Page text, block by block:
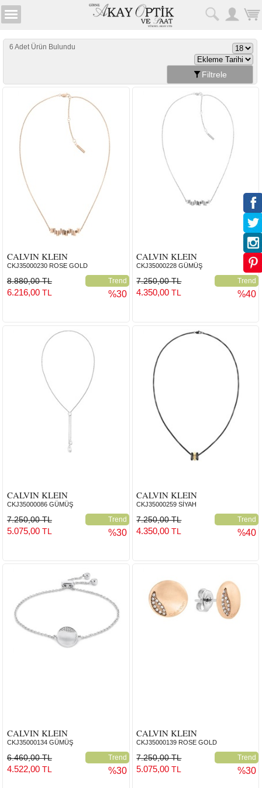
6 Adet Ürün Bulundu
Filtrele
CALVIN KLEIN
CKJ35000230 ROSE GOLD
8.880,00 TL Trend
6.216,00 TL %30
CALVIN KLEIN
CKJ35000228 GÜMÜŞ
7.250,00 TL Trend
4.350,00TL %40
CALVIN KLEIN
CKJ35000086 GÜMÜŞ
7.250,00 TL Trend
5.075,00 TL %30
CALVIN KLEIN
CKJ35000259 SİYAH
7.250,00 TL Trend
4.350,00TL %40
CALVIN KLEIN
CKJ35000134 GÜMÜŞ
6.460,00 TL Trend
4.522,00 TL %30
CALVIN KLEIN
CKJ35000139 ROSE GOLD
7.250,00 TL Trend
5.075,00TL %30